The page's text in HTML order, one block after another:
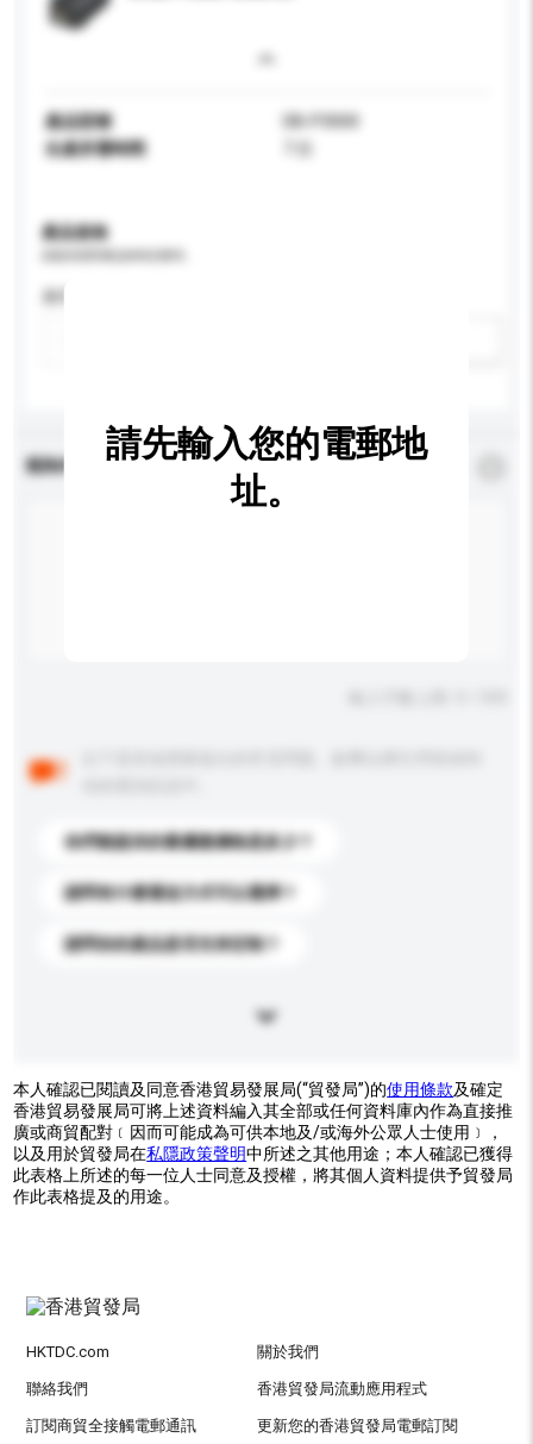
產品型號
DB-P3000
生產所需時間
產品規格
查詢內容 * 必須填寫
你們能提供的最優惠價格是多少？
請問有什麼運送方式可以選擇？
請問你的產品是否支持定制？
請先輸入您的電郵地
址。
本人確認已閱讀及同意香港貿易發展局(“貿發局”)的使用條款及確定
香港貿易發展局可將上述資料編入其全部或任何資料庫內作為直接推
廣或商貿配對﹝因而可能成為可供本地及/或海外公眾人士使用﹞，
以及用於貿發局在私隱政策聲明中所述之其他用途；本人確認已獲得
此表格上所述的每一位人士同意及授權，將其個人資料提供予貿發局
作此表格提及的用途。
HKTDC.com 關於我們
聯絡我們 香港貿發局流動應用程式
訂閱商貿全接觸電郵通訊 更新您的香港貿發局電郵訂閱